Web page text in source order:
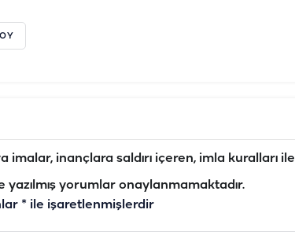
inançlara saldırı içeren, imla kuralları ile
yorumlar onaylanmamaktadır.
* ile işaretlenmişlerdir